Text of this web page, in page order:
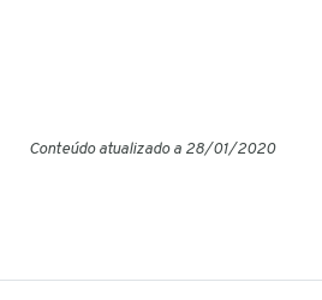
Conteúdo atualizado a 28/01/2020